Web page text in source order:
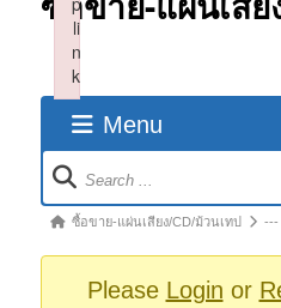
Menu
Forum
Navigation
Forumซื้อขาย-แผ่นเสียง/CD/ม้วนเทป ---
Please Login or
li
n
k
Failed to initialize plugin: